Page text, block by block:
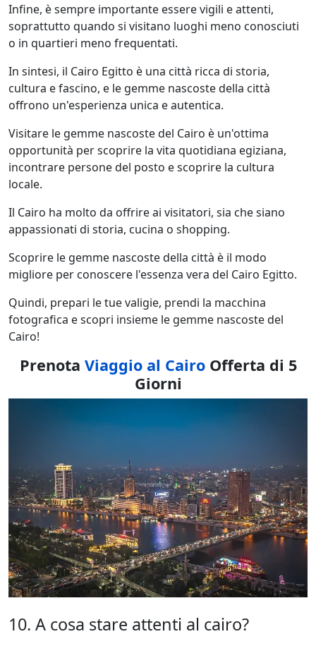
Infine, è sempre importante essere vigili e attenti,
soprattutto quando si visitano luoghi meno conosciuti
o in quartieri meno frequentati.
In sintesi, il Cairo Egitto è una città ricca di storia,
cultura e fascino, e le gemme nascoste della città
offrono un'esperienza unica e autentica.
Visitare le gemme nascoste del Cairo è un'ottima
opportunità per scoprire la vita quotidiana egiziana,
incontrare persone del posto e scoprire la cultura
locale.
Il Cairo ha molto da offrire ai visitatori, sia che siano
appassionati di storia, cucina o shopping.
Scoprire le gemme nascoste della città è il modo
migliore per conoscere l'essenza vera del Cairo Egitto.
Quindi, prepari le tue valigie, prendi la macchina
fotografica e scopri insieme le gemme nascoste del
Cairo!
Prenota Viaggio al CairoOfferta di 5
Giorni
10. A cosa stare attenti al cairo?